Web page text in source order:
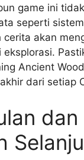
game ini
seperti
cerita akan
eksplorasi.
Ancient
dari setiap
dan